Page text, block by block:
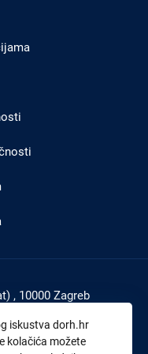
, 10000 Zagreb
888
816
iskustva dorh.hr
kolačića možete